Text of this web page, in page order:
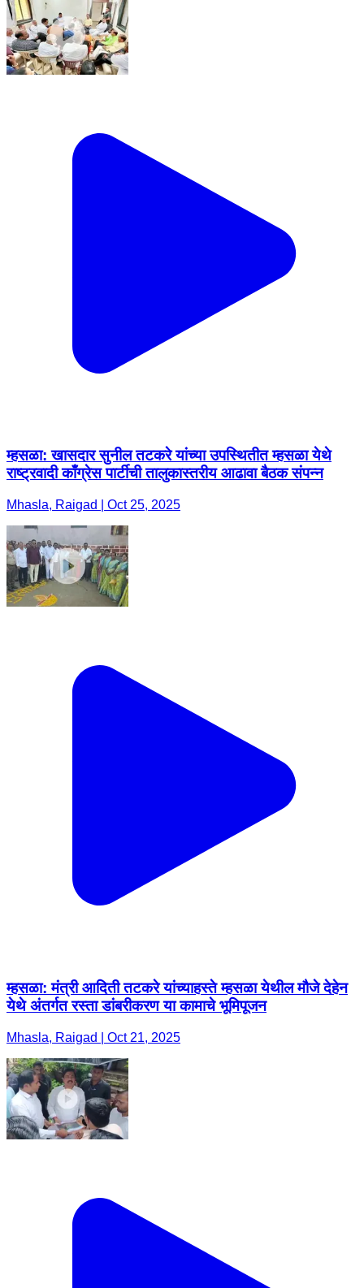
म्हसळा: खासदार सुनील तटकरे यांच्या उपस्थितीत म्हसळा येथे
राष्ट्रवादी काँग्रेस पार्टीची तालुकास्तरीय आढावा बैठक संपन्न
Mhasla, Raigad | Oct 25, 2025
म्हसळा: मंत्री आदिती तटकरे यांच्याहस्ते म्हसळा येथील मौजे देहेन
येथे अंतर्गत रस्ता डांबरीकरण या कामाचे भूमिपूजन
Mhasla, Raigad | Oct 21, 2025